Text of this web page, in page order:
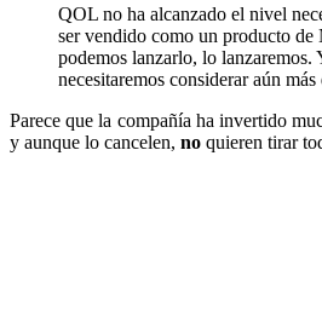
QOL no ha alcanzado el nivel
ser vendido como un producto de
podemos lanzarlo, lo lanzaremos.
necesitaremos considerar aún
Parece que la compañía ha invertido
y aunque lo cancelen, no quieren tirar